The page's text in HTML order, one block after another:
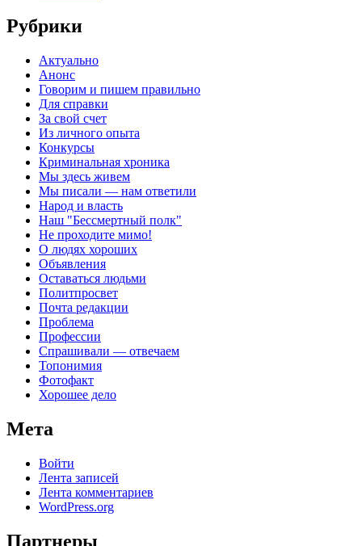
Рубрики
Актуально
Анонс
Говорим и пишем правильно
Для справки
За свой счет
Из личного опыта
Конкурсы
Криминальная хроника
Мы здесь живем
Мы писали — нам ответили
Народ и власть
Наш "Бессмертный полк"
Не проходите мимо!
О людях хороших
Объявления
Оставаться людьми
Политпросвет
Почта редакции
Проблема
Профессии
Спрашивали — отвечаем
Топонимия
Фотофакт
Хорошее дело
Мета
Войти
Лента записей
Лента комментариев
WordPress.org
Партнеры